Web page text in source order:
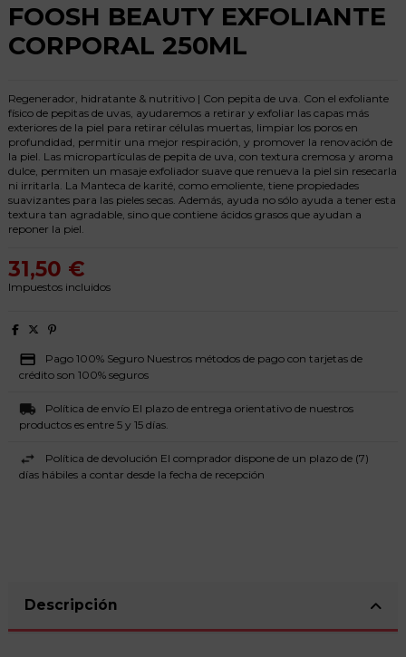
FOOSH BEAUTY EXFOLIANTE
CORPORAL 250ML
Regenerador, hidratante & nutritivo | Con pepita de uva. Con el exfoliante
físico de pepitas de uvas, ayudaremos a retirar y exfoliar las capas más
exteriores de la piel para retirar células muertas, limpiar los poros en
profundidad, permitir una mejor respiración, y promover la renovación de
la piel. Las micropartículas de pepita de uva, con textura cremosa y aroma
dulce, permiten un masaje exfoliador suave que renueva la piel sin resecarla
ni irritarla. La Manteca de karité, como emoliente, tiene propiedades
suavizantes para las pieles secas. Además, ayuda no sólo ayuda a tener esta
textura tan agradable, sino que contiene ácidos grasos que ayudan a
reponer la piel.
31,50 €
Impuestos incluidos
Pago 100% Seguro Nuestros métodos de pago con tarjetas de
crédito son 100% seguros
Política de envío El plazo de entrega orientativo de nuestros
productos es entre 5 y 15 días.
Política de devolución El comprador dispone de un plazo de (7)
días hábiles a contar desde la fecha de recepción
Descripción